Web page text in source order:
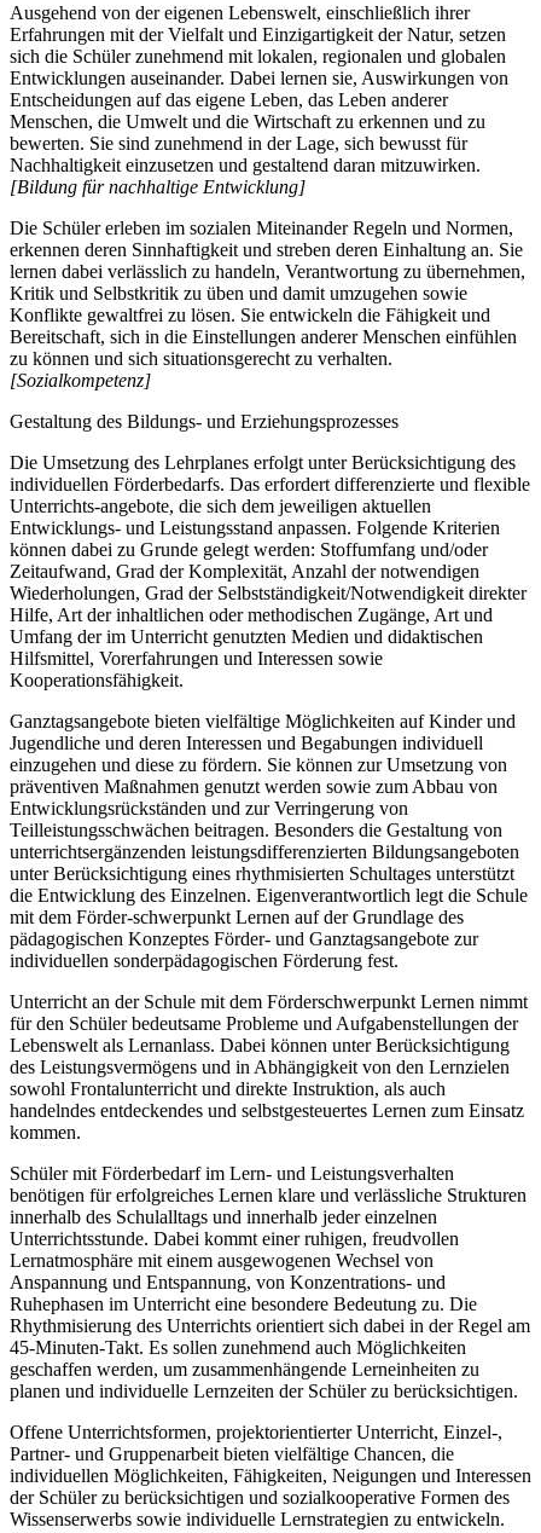
Ausgehend von der eigenen Lebenswelt, einschließlich ihrer
Erfahrungen mit der Vielfalt und Einzigartigkeit der Natur, setzen
sich die Schüler zunehmend mit lokalen, regionalen und globalen
Entwicklungen auseinander. Dabei lernen sie, Auswirkungen von
Entscheidungen auf das eigene Leben, das Leben anderer
Menschen, die Umwelt und die Wirtschaft zu erkennen und zu
bewerten. Sie sind zunehmend in der Lage, sich bewusst für
Nachhaltigkeit einzusetzen und gestaltend daran mitzuwirken.
[Bildung für nachhaltige Entwicklung]
Die Schüler erleben im sozialen Miteinander Regeln und Normen,
erkennen deren Sinnhaftigkeit und streben deren Einhaltung an. Sie
lernen dabei verlässlich zu handeln, Verantwortung zu übernehmen,
Kritik und Selbstkritik zu üben und damit umzugehen sowie
Konflikte gewaltfrei zu lösen. Sie entwickeln die Fähigkeit und
Bereitschaft, sich in die Einstellungen anderer Menschen einfühlen
zu können und sich situationsgerecht zu verhalten.
[Sozialkompetenz]
Gestaltung des Bildungs- und Erziehungsprozesses
Die Umsetzung des Lehrplanes erfolgt unter Berücksichtigung des
individuellen Förderbedarfs. Das erfordert differenzierte und flexible
Unterrichts-angebote, die sich dem jeweiligen aktuellen
Entwicklungs- und Leistungsstand anpassen. Folgende Kriterien
können dabei zu Grunde gelegt werden: Stoffumfang und/oder
Zeitaufwand, Grad der Komplexität, Anzahl der notwendigen
Wiederholungen, Grad der Selbstständigkeit/Notwendigkeit direkter
Hilfe, Art der inhaltlichen oder methodischen Zugänge, Art und
Umfang der im Unterricht genutzten Medien und didaktischen
Hilfsmittel, Vorerfahrungen und Interessen sowie
Kooperationsfähigkeit.
Ganztagsangebote bieten vielfältige Möglichkeiten auf Kinder und
Jugendliche und deren Interessen und Begabungen individuell
einzugehen und diese zu fördern. Sie können zur Umsetzung von
präventiven Maßnahmen genutzt werden sowie zum Abbau von
Entwicklungsrückständen und zur Verringerung von
Teilleistungsschwächen beitragen. Besonders die Gestaltung von
unterrichtsergänzenden leistungsdifferenzierten Bildungsangeboten
unter Berücksichtigung eines rhythmisierten Schultages unterstützt
die Entwicklung des Einzelnen. Eigenverantwortlich legt die Schule
mit dem Förder-schwerpunkt Lernen auf der Grundlage des
pädagogischen Konzeptes Förder- und Ganztagsangebote zur
individuellen sonderpädagogischen Förderung fest.
Unterricht an der Schule mit dem Förderschwerpunkt Lernen nimmt
für den Schüler bedeutsame Probleme und Aufgabenstellungen der
Lebenswelt als Lernanlass. Dabei können unter Berücksichtigung
des Leistungsvermögens und in Abhängigkeit von den Lernzielen
sowohl Frontalunterricht und direkte Instruktion, als auch
handelndes entdeckendes und selbstgesteuertes Lernen zum Einsatz
kommen.
Schüler mit Förderbedarf im Lern- und Leistungsverhalten
benötigen für erfolgreiches Lernen klare und verlässliche Strukturen
innerhalb des Schulalltags und innerhalb jeder einzelnen
Unterrichtsstunde. Dabei kommt einer ruhigen, freudvollen
Lernatmosphäre mit einem ausgewogenen Wechsel von
Anspannung und Entspannung, von Konzentrations- und
Ruhephasen im Unterricht eine besondere Bedeutung zu. Die
Rhythmisierung des Unterrichts orientiert sich dabei in der Regel am
45-Minuten-Takt. Es sollen zunehmend auch Möglichkeiten
geschaffen werden, um zusammenhängende Lerneinheiten zu
planen und individuelle Lernzeiten der Schüler zu berücksichtigen.
Offene Unterrichtsformen, projektorientierter Unterricht, Einzel-,
Partner- und Gruppenarbeit bieten vielfältige Chancen, die
individuellen Möglichkeiten, Fähigkeiten, Neigungen und Interessen
der Schüler zu berücksichtigen und sozialkooperative Formen des
Wissenserwerbs sowie individuelle Lernstrategien zu entwickeln.